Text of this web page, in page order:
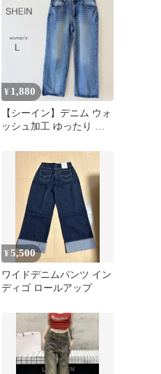
¥ 1,880
【シーイン】デニム ウォ
ッシュ加工 ゆったり ワ
気 美品
¥5,500
ワイドデニムパンツ イン
ディゴ ロールアップ